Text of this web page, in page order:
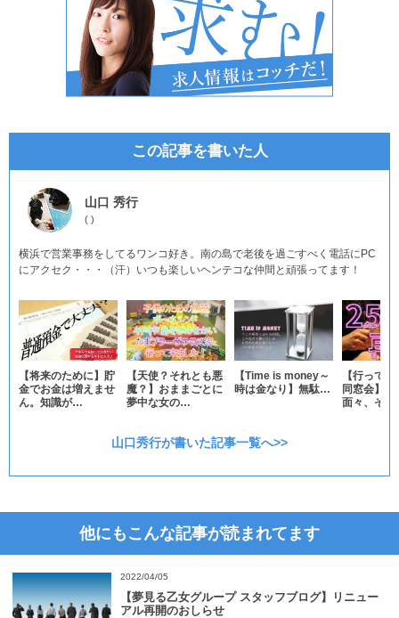
この記事を書いた人
山口 秀行
( )
横浜で営業事務をしてるワンコ好き。南の島で老後を過ごすべく電話にPC
にアクセク・・・（汗）いつも楽しいヘンテコな仲間と頑張ってます！
【将来のために】貯
金でお金は増えませ
ん。知識が…
【天使？それとも悪
魔？】おままごとに
夢中な女の…
【Time is money～
時は金なり】無駄…
【行って
同窓会】懐
面々、そ
山口秀行が書いた記事一覧へ>>
他にもこんな記事が読まれてます
2022/04/05
【夢見る乙女グループ スタッフブログ】リニュー
アル再開のおしらせ